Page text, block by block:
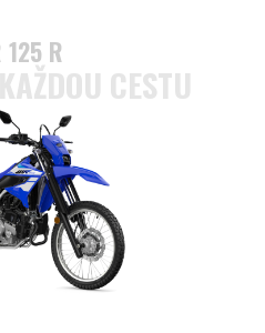
125 R
CESTU